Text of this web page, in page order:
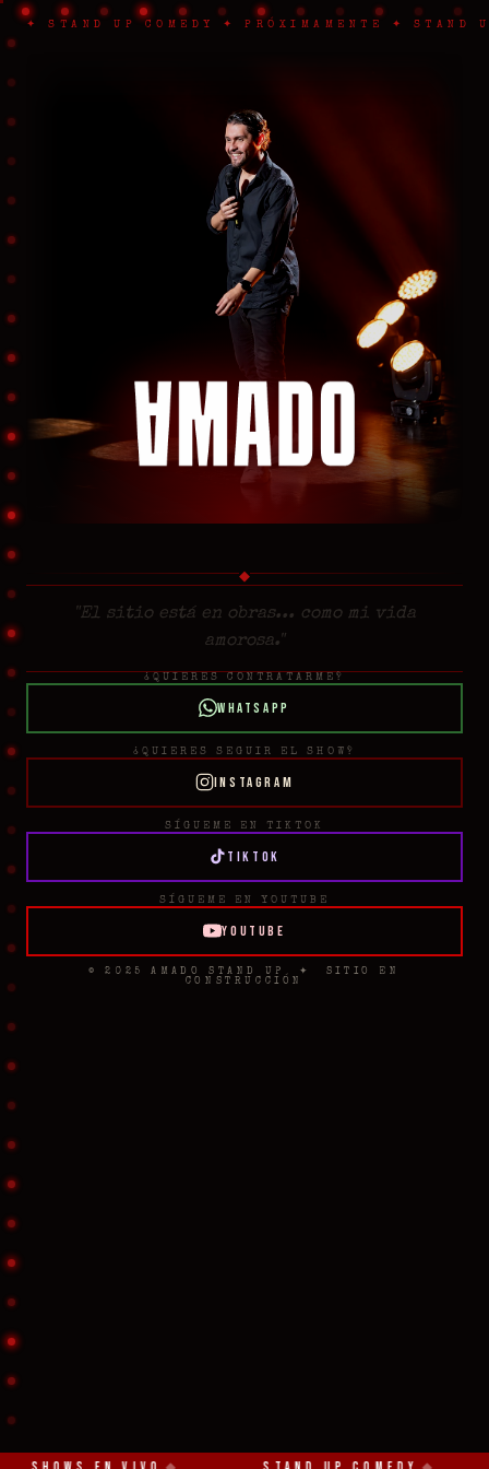
✦ STAND UP COMEDY ✦ PRÓXIMAMENTE ✦ STAND
◆
"El sitio está en obras... como mi vida
amorosa."
¿QUIERES CONTRATARME?
WhatsApp
¿QUIERES SEGUIR EL SHOW?
Instagram
SÍGUEME EN TIKTOK
TikTok
SÍGUEME EN YOUTUBE
YouTube
© 2025 AMADO STAND UP ✦ SITIO EN
CONSTRUCCIÓN